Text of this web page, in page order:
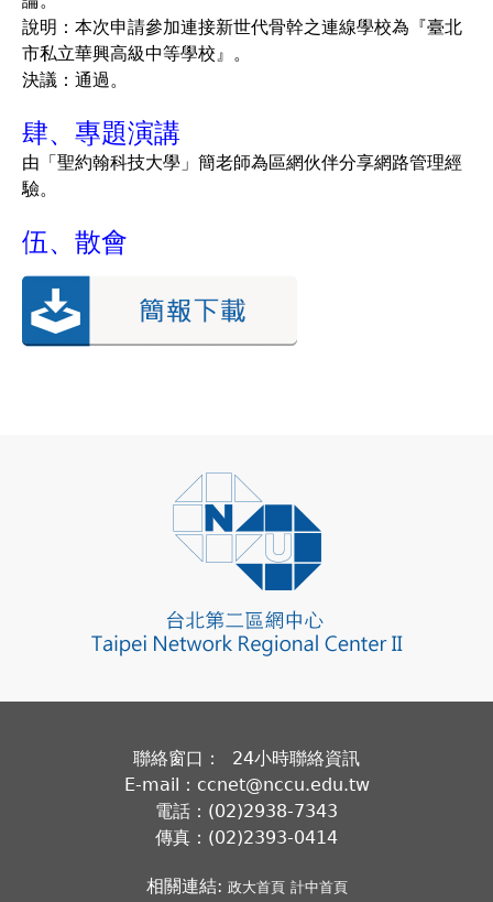
說明：本次申請參加連接新世代骨幹之連線學校為『臺北
市私立華興高級中等學校』。
決議：通過。
肆、專題演講
由「聖約翰科技大學」簡老師為區網伙伴分享網路管理經
驗。
伍、散會
聯絡窗口： 24小時聯絡資訊
E-mail：ccnet@nccu.edu.tw
電話：(02)2938-7343
傳真：(02)2393-0414
相關連結: 政大首頁 計中首頁